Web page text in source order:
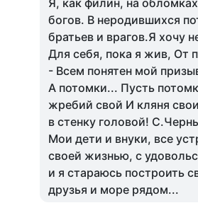
Я, как филин, на
богов. В неродившихся
братьев и врагов.Я хочу
Для себя, пока я жив, От
- Всем понятен мой
А потомки... Пусть
жребий свой И кляня
в стенку головой!
Мои дети и внуки, все
своей жизнью, с
и я стараюсь построить
друзья и море рядом...